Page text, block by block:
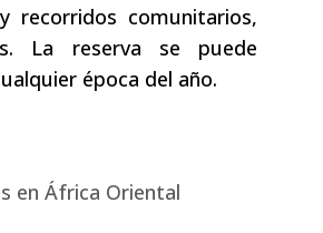
recorridos comunitarios,
La reserva se puede
época del año.
en África Oriental